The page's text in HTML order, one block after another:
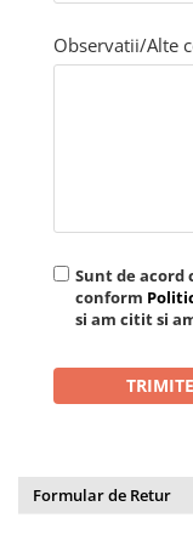
Observatii/Alte
Sunt de acord
conform
si am citit si
Formular de Retur